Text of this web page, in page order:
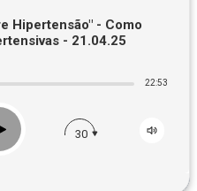
Hipertensão" - Como
- 21.04.25
22:53
30